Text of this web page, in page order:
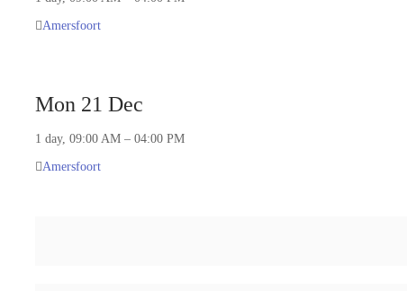
Amersfoort
Mon 21 Dec
1 day, 09:00 AM – 04:00 PM
Amersfoort